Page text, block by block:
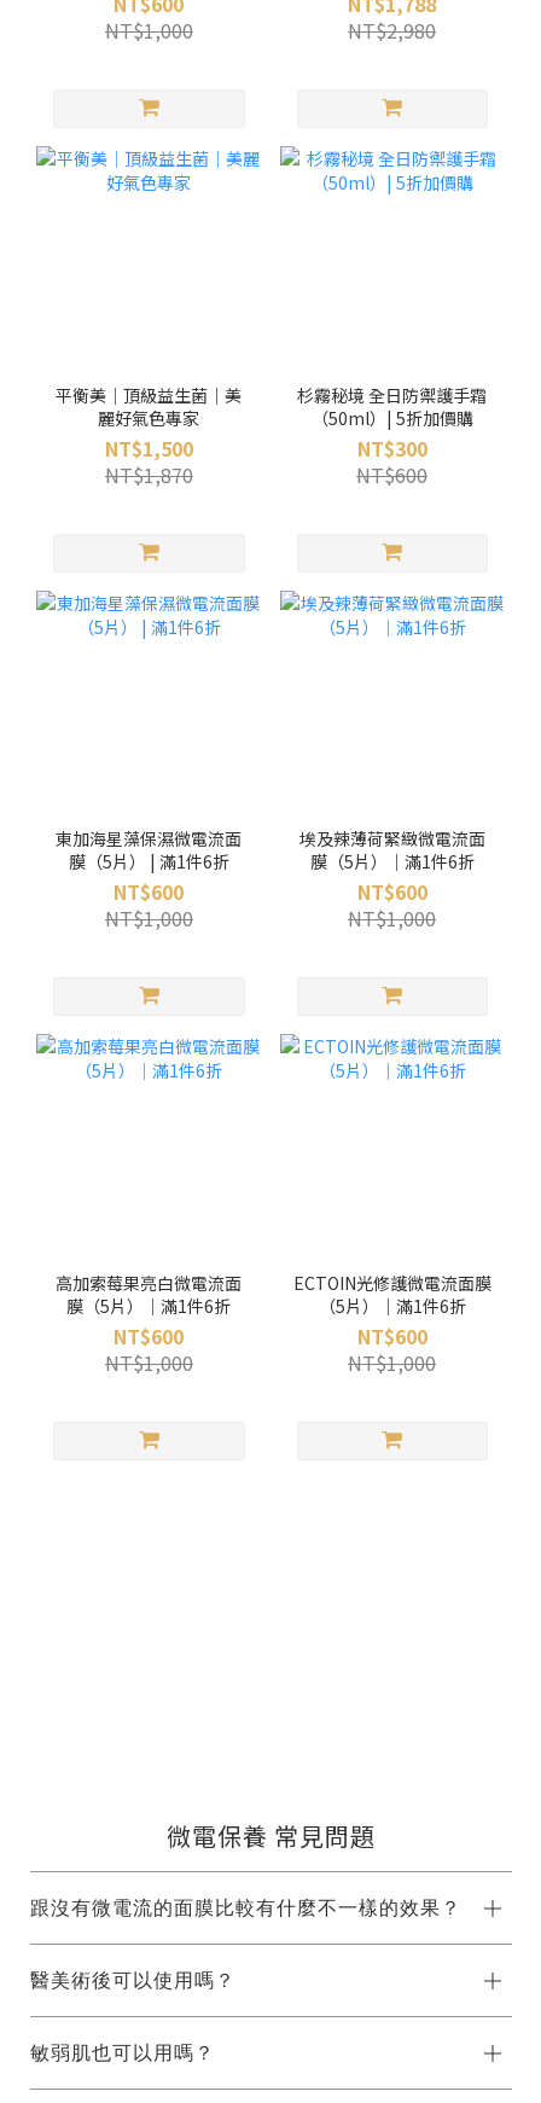
NT$1,000
NT$2,980
平衡美｜頂級益生菌｜美
麗好氣色專家
NT$1,500
NT$1,870
杉霧秘境 全日防禦護手霜
（50ml）| 5折加價購
NT$300
NT$600
東加海星藻保濕微電流面
膜（5片） | 滿1件6折
NT$600
NT$1,000
埃及辣薄荷緊緻微電流面
膜（5片）｜滿1件6折
NT$600
NT$1,000
高加索莓果亮白微電流面
膜（5片）｜滿1件6折
NT$600
NT$1,000
ECTOIN光修護微電流面膜
（5片）｜滿1件6折
NT$600
NT$1,000
微電保養 常見問題
跟沒有微電流的面膜比較有什麼不一樣的效果？
醫美術後可以使用嗎？
敏弱肌也可以用嗎？